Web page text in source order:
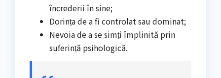
încrederii în sine;
Dorința de a fi controlat sau dominat;
Nevoia de a se simți împlinită prin
suferință psihologică.